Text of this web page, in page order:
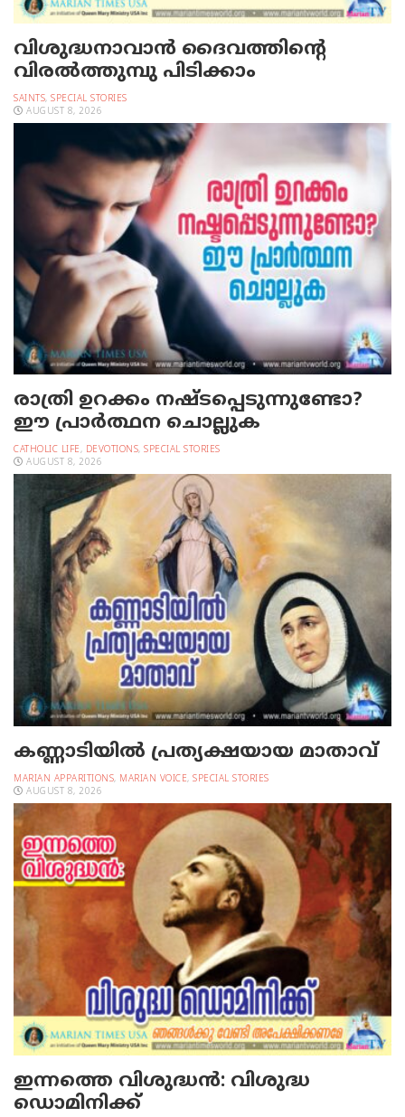
വിശുദ്ധനാവാന്‍ ദൈവത്തിന്റെ
വിരല്‍ത്തുമ്പു പിടിക്കാം
SAINTS, SPECIAL STORIES
AUGUST 8, 2026
രാത്രി ഉറക്കം നഷ്ടപ്പെടുന്നുണ്ടോ?
ഈ പ്രാര്‍ത്ഥന ചൊല്ലുക
CATHOLIC LIFE, DEVOTIONS, SPECIAL STORIES
AUGUST 8, 2026
കണ്ണാടിയില്‍ പ്രത്യക്ഷയായ മാതാവ്
MARIAN APPARITIONS, MARIAN VOICE, SPECIAL STORIES
AUGUST 8, 2026
ഇന്നത്തെ വിശുദ്ധന്‍: വിശുദ്ധ
ഡൊമിനിക്ക്